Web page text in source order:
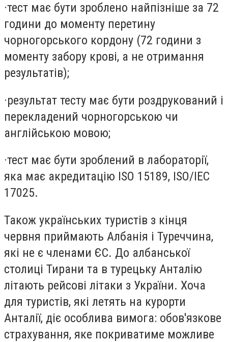
·тест має бути зроблено найпізніше за 72
години до моменту перетину
чорногорського кордону (72 години з
моменту забору крові, а не отримання
результатів);
·результат тесту має бути роздрукований і
перекладений чорногорською чи
англійською мовою;
·тест має бути зроблений в лабораторії,
яка має акредитацію ISO 15189, ISO/IEC
17025.
Також українських туристів з кінця
червня приймають Албанія і Туреччина,
які не є членами ЄС. До албанської
столиці Тирани та в турецьку Анталію
літають рейсові літаки з України. Хоча
для туристів, які летять на курорти
Анталії, діє особлива вимога: обов'язкове
страхування, яке покриватиме можливе